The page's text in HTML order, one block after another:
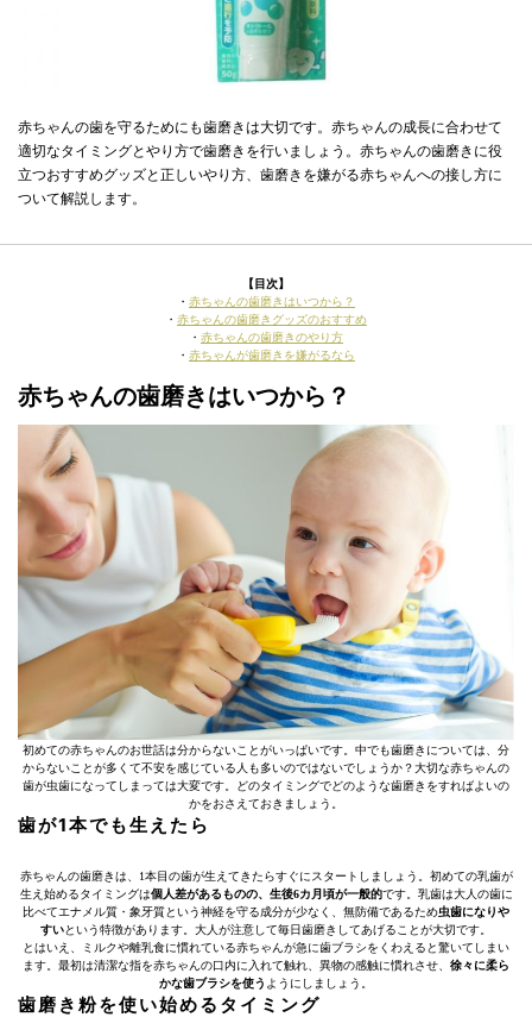
赤ちゃんの歯を守るためにも歯磨きは大切です。赤ちゃんの成長に合わせて
適切なタイミングとやり方で歯磨きを行いましょう。赤ちゃんの歯磨きに役
立つおすすめグッズと正しいやり方、歯磨きを嫌がる赤ちゃんへの接し方に
ついて解説します。
【目次】
・ 赤ちゃんの歯磨きはいつから？
・ 赤ちゃんの歯磨きグッズのおすすめ
・ 赤ちゃんの歯磨きのやり方
・ 赤ちゃんが歯磨きを嫌がるなら
赤ちゃんの歯磨きはいつから？
初めての赤ちゃんのお世話は分からないことがいっぱいです。中でも歯磨きについては、分
からないことが多くて不安を感じている人も多いのではないでしょうか？大切な赤ちゃんの
歯が虫歯になってしまっては大変です。どのタイミングでどのような歯磨きをすればよいの
かをおさえておきましょう。
歯が1本でも生えたら
赤ちゃんの歯磨きは、1本目の歯が生えてきたらすぐにスタートしましょう。初めての乳歯が
生え始めるタイミングは個人差があるものの、生後6カ月頃が一般的です。乳歯は大人の歯に
比べてエナメル質・象牙質という神経を守る成分が少なく、無防備であるため虫歯になりや
すいという特徴があります。大人が注意して毎日歯磨きしてあげることが大切です。
とはいえ、ミルクや離乳食に慣れている赤ちゃんが急に歯ブラシをくわえると驚いてしまい
ます。最初は清潔な指を赤ちゃんの口内に入れて触れ、異物の感触に慣れさせ、 徐々に柔ら
かな歯ブラシを使う ようにしましょう。
歯磨き粉を使い始めるタイミング